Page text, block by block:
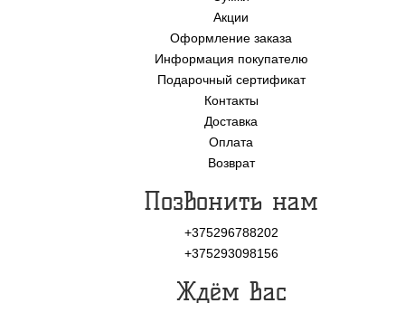
Акции
Оформление заказа
Информация покупателю
Подарочный сертификат
Контакты
Доставка
Оплата
Возврат
Позвонить нам
+375296788202
+375293098156
Ждём Вас